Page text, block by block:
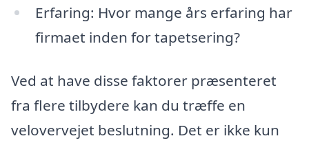
Erfaring: Hvor mange års erfaring har
firmaet inden for tapetsering?
Ved at have disse faktorer præsenteret
fra flere tilbydere kan du træffe en
velovervejet beslutning. Det er ikke kun